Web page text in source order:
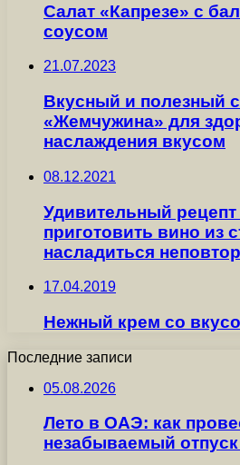
Салат «Капрезе» с
соусом
21.07.2023
Вкусный и полезный
«Жемчужина» для
наслаждения вкусом
08.12.2021
Удивительный
приготовить вино из
насладиться
17.04.2019
Нежный крем со
Последние записи
05.08.2026
Лето в ОАЭ: как
незабываемый